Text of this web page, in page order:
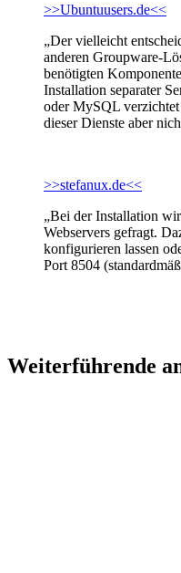
>>Ubuntuusers.de<<
„Der vielleicht
anderen Groupware-
benötigten
Installation separater
oder MySQL
dieser Dienste aber
>>stefanux.de<<
„Bei der Installation
Webservers gefragt.
konfigurieren lassen
Port 8504
Weiterführende